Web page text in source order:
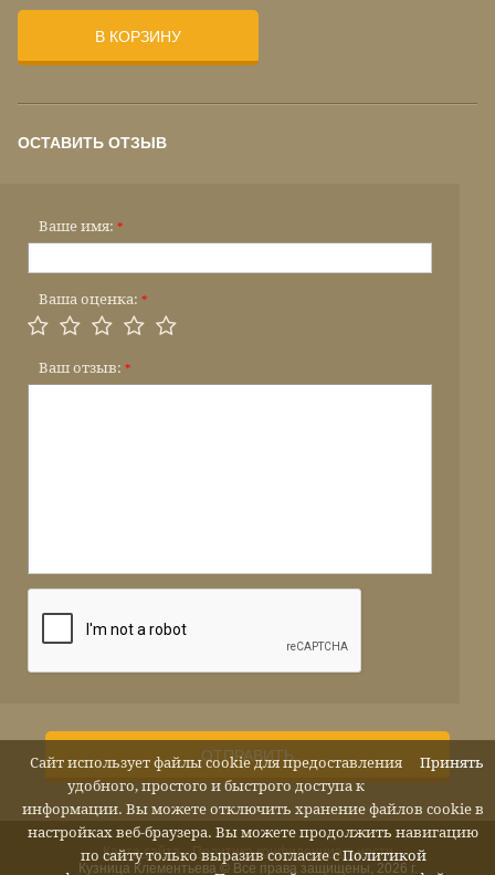
В КОРЗИНУ
ОСТАВИТЬ ОТЗЫВ
Ваше имя: *
Ваша оценка: *
Ваш отзыв: *
ОТПРАВИТЬ
Кузница Клементьева © Все права защищены, 2026 г.
Карта сайта Политика конфиденциальности
Принять
Сайт использует файлы cookie для предоставления
удобного, простого и быстрого доступа к
информации. Вы можете отключить хранение файлов cookie в
настройках веб-браузера. Вы можете продолжить навигацию
по сайту только выразив согласие с Политикой